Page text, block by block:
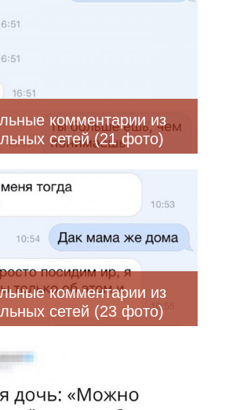
комментарии из
сетей (21 фото)
комментарии из
сетей (23 фото)